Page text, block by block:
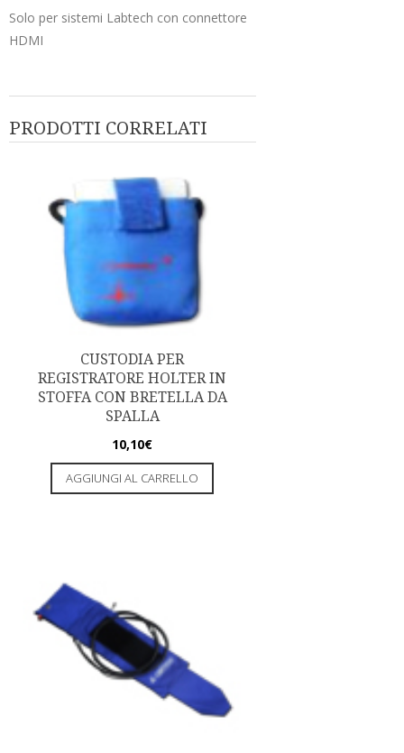
CM
CONNETTORE
Solo per sistemi Labtech con connettore
HDMI
PRODOTTI CORRELATI
CUSTODIA PER
REGISTRATORE HOLTER IN
STOFFA CON BRETELLA DA
SPALLA
10,10€
AGGIUNGI AL CARRELLO